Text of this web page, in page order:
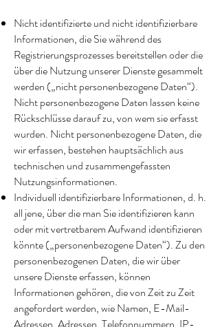
Nicht identifizierte und nicht identifizierbare
Informationen, die Sie während des
Registrierungsprozesses bereitstellen oder die
über die Nutzung unserer Dienste gesammelt
werden („nicht personenbezogene Daten“).
Nicht personenbezogene Daten lassen keine
Rückschlüsse darauf zu, von wem sie erfasst
wurden. Nicht personenbezogene Daten, die
wir erfassen, bestehen hauptsächlich aus
technischen und zusammengefassten
Nutzungsinformationen.
Individuell identifizierbare Informationen, d. h.
all jene, über die man Sie identifizieren kann
oder mit vertretbarem Aufwand identifizieren
könnte („personenbezogene Daten“). Zu den
personenbezogenen Daten, die wir über
unsere Dienste erfassen, können
Informationen gehören, die von Zeit zu Zeit
angefordert werden, wie Namen, E-Mail-